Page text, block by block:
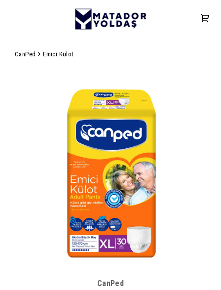
CanPed Emici Külot
CanPed